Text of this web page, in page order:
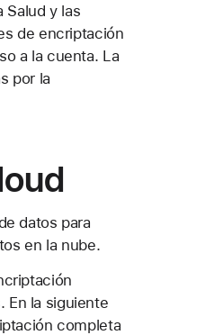
Salud y las
de encriptación
a la cuenta. La
por la
datos para
en la nube.
En la siguiente
completa